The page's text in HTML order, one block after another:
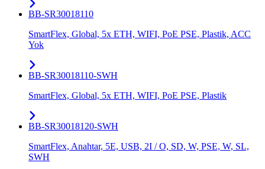
BB-SR30018110
SmartFlex, Global, 5x ETH, WIFI, PoE PSE, Plastik, ACC
Yok
BB-SR30018110-SWH
SmartFlex, Global, 5x ETH, WIFI, PoE PSE, Plastik
BB-SR30018120-SWH
SmartFlex, Anahtar, 5E, USB, 2I / O, SD, W, PSE, W, SL,
SWH